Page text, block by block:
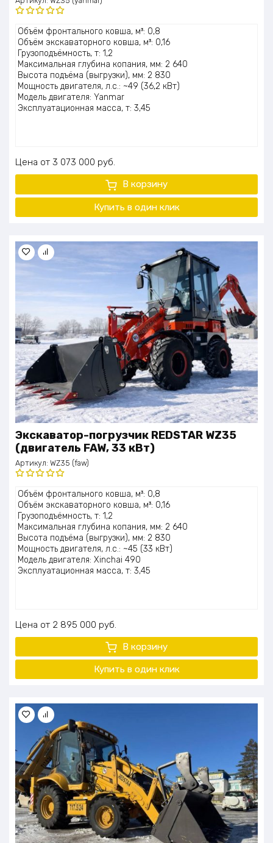
Оценка
5.00 из 5
Объём фронтального ковша, м³: 0,8
Объём экскаваторного ковша, м³: 0,16
Грузоподъёмность, т: 1,2
Максимальная глубина копания, мм: 2 640
Высота подъёма (выгрузки), мм: 2 830
Мощность двигателя, л.с.: ~49 (36,2 кВт)
Модель двигателя: Yanmar
Эксплуатационная масса, т: 3,45
Цена 3 073 000 руб.
В корзину
Купить в один клик
Экскаватор-погрузчик REDSTAR WZ35
(двигатель FAW, 33 кВт)
Артикул: WZ35 (faw)
Оценка
5.00из 5
Объём фронтального ковша, м³: 0,8
Объём экскаваторного ковша, м³: 0,16
Грузоподъёмность, т: 1,2
Максимальная глубина копания, мм: 2 640
Высота подъёма (выгрузки), мм: 2 830
Мощность двигателя, л.с.: ~45 (33 кВт)
Модель двигателя: Xinchai 490
Эксплуатационная масса, т: 3,45
Цена 2 895 000 руб.
В корзину
Купить в один клик